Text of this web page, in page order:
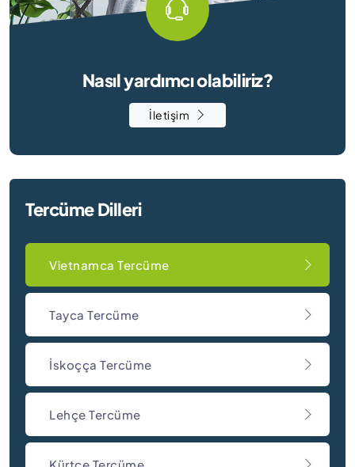
Nasıl yardımcı olabiliriz?
İletişim
Tercüme Dilleri
Vietnamca Tercüme
Tayca Tercüme
İskoçça Tercüme
Lehçe Tercüme